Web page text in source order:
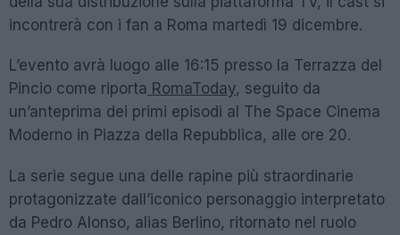
incontrerà con i fan a Roma martedì 19 dicembre.
L’evento avrà luogo alle 16:15 presso la Terrazza del
Pincio come riporta RomaToday, seguito da
un’anteprima dei primi episodi al The Space Cinema
Moderno in Piazza della Repubblica, alle ore 20.
La serie segue una delle rapine più straordinarie
protagonizzate dall’iconico personaggio interpretato
da Pedro Alonso, alias Berlino, ritornato nel ruolo